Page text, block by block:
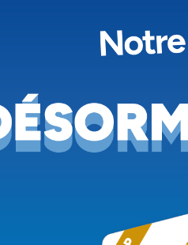
Voir le produit